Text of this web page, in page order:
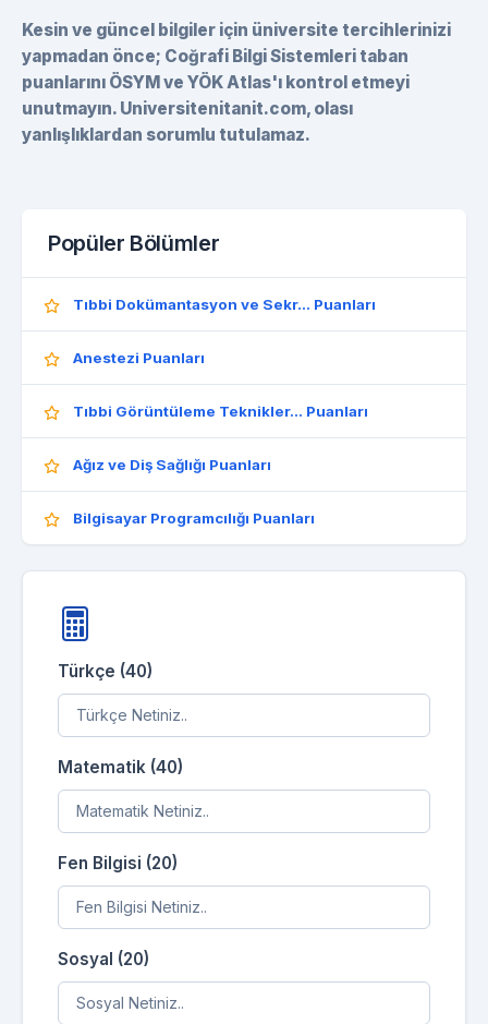
Kesin ve güncel bilgiler için üniversite tercihlerinizi
yapmadan önce; Coğrafi Bilgi Sistemleri taban
puanlarını ÖSYM ve YÖK Atlas'ı kontrol etmeyi
unutmayın. Universitenitanit.com, olası
yanlışlıklardan sorumlu tutulamaz.
Popüler Bölümler
Tıbbi Dokümantasyon ve Sekr... Puanları
Anestezi Puanları
Tıbbi Görüntüleme Teknikler... Puanları
Ağız ve Diş Sağlığı Puanları
Bilgisayar Programcılığı Puanları
Türkçe (40)
Matematik (40)
Fen Bilgisi (20)
Sosyal (20)